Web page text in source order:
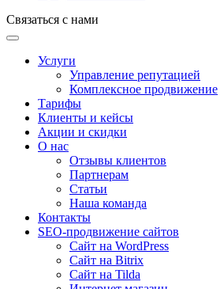
Связаться с нами
Услуги
Управление репутацией
Комплексное продвижение
Тарифы
Клиенты и кейсы
Акции и скидки
О нас
Отзывы клиентов
Партнерам
Статьи
Наша команда
Контакты
SEO-продвижение сайтов
Сайт на WordPress
Сайт на Bitrix
Сайт на Tilda